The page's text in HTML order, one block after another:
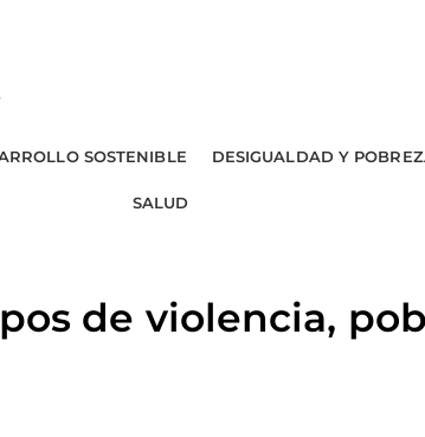
SOSTENIBLE DESIGUALDAD Y
SALUD
de violencia,